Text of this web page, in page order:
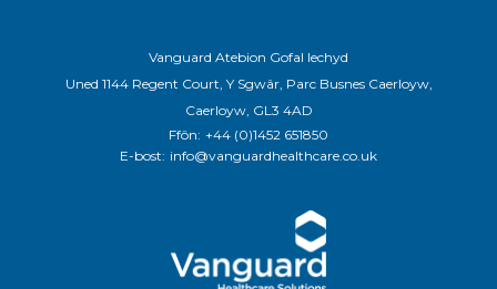
Vanguard Atebion Gofal Iechyd
Uned 1144 Regent Court, Y Sgwâr, Parc Busnes Caerloyw,
Caerloyw, GL3 4AD
Ffôn: +44 (0)1452 651850
E-bost: info@vanguardhealthcare.co.uk